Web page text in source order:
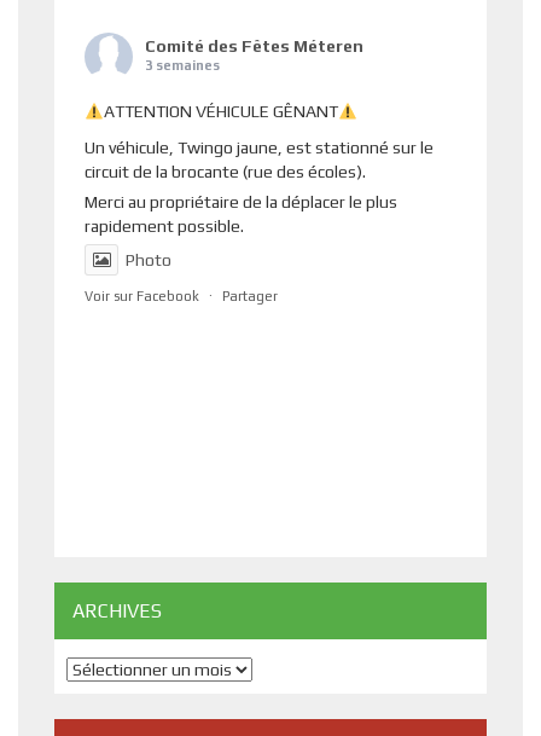
Comité des Fêtes Méteren
3 semaines
ATTENTION VÉHICULE GÊNANT
Un véhicule, Twingo jaune, est stationné sur le
circuit de la brocante (rue des écoles).
Merci au propriétaire de la déplacer le plus
rapidement possible.
Photo
Voir sur Facebook · Partager
ARCHIVES
Archives